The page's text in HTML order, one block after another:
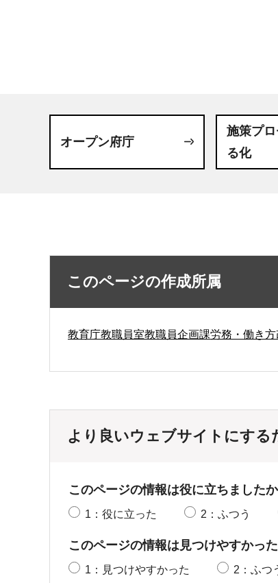
オープン府庁
施策プロ
る化
このページの作成所属
教育庁教職員室教職員企画課労務・働き
より良いウェブサイトにす
このページの情報は役に立ちましたか
1：役に立った 2：ふつう
このページの情報は見つけやすかっ
1：見つけやすかった 2：ふつ